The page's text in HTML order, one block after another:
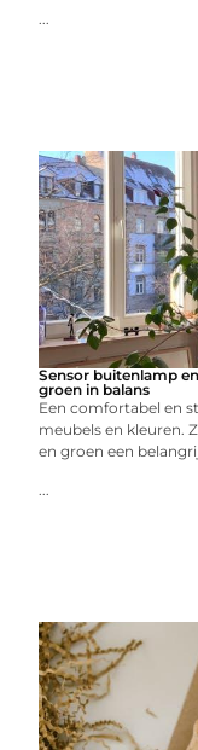
...
Sensor buitenlamp
groen in balans
Een comfortabel en
meubels en kleuren.
en groen een
...